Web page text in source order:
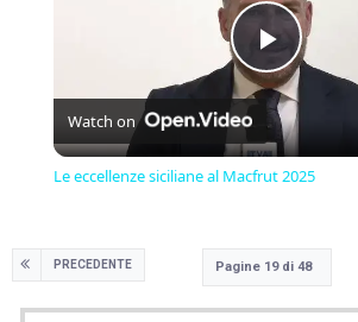
Play
Video
Watch on
Le eccellenze siciliane al Macfrut 2025
PRECEDENTE Pagine 19 di 48